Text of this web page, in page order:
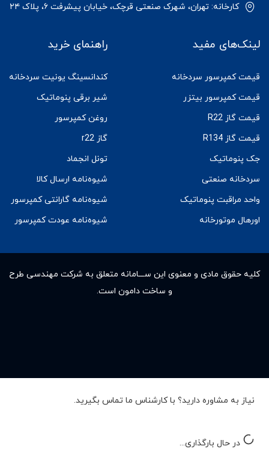
کارخانه: تهران، شهرک صنعتی قرچک، خیابان پیشرفت ۶، پلاک ۲۴
لینک‌های مفید
قیمت کمپرسور سردخانه
قیمت کمپرسور بیتزر
قیمت گاز R22
قیمت گاز R134
جک پنوماتیک
سردخانه صنعتی
واحد مراقبت پنوماتیک
اورهال موتورخانه
راهنمای خرید
کندانسینگ یونیت سردخانه
شیر برقی پنوماتیک
روغن کمپرسور
گاز r22
تونل انجماد
شیوه‌نامه ارسال کالا
شیوه‌نامه گارانتی کمپرسور
شیوه‌نامه عودت کمپرسور
کلیه حقوق مادى و معنوى این ســـامانه متعلق به شرکت مهندسی طرح
و ساخت دامون است.
نیاز به مشاوره دارید؟ با کارشناس ما تماس بگیرید.
در حال بارگذاری...